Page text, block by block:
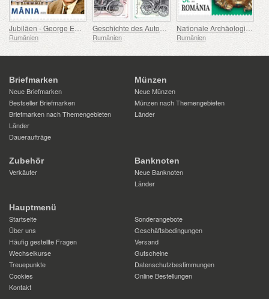
Jubiläen - George Emil Palade Universität für Medizin, Pharmazie, Naturwissenschaften und Technologie von Targu Mures
Rumänien
Geschichte des Automobils (II)
Rumänien
Nationale Archäologische Entdeckungen
Rumänien
Briefmarken
Neue Briefmarken
Bestseller Briefmarken
Briefmarken nach Themengebieten
Länder
Daueraufträge
Münzen
Neue Münzen
Münzen nach Themengebieten
Länder
Zubehör
Verkäufer
Banknoten
Neue Banknoten
Länder
Hauptmenü
Startseite
Sonderangebote
Über uns
Geschäftsbedingungen
Häufig gestellte Fragen
Versand
Wechselkurse
Gutscheine
Treuepunkte
Datenschutzbestimmungen
Cookies
Online Bestellungen
Kontakt